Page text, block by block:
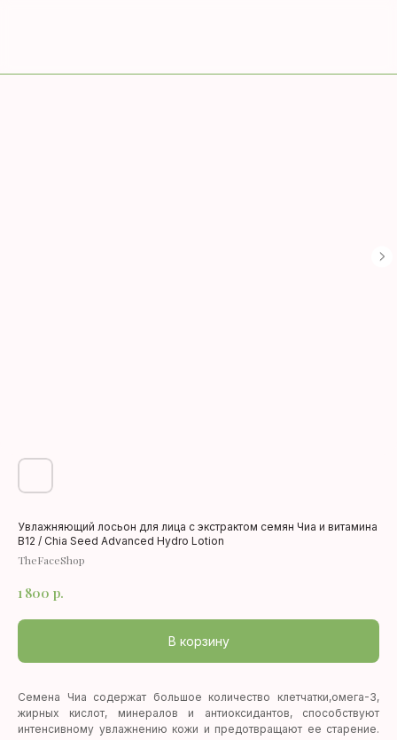
Увлажняющий лосьон для лица с экстрактом семян Чиа и витамина
B12 / Chia Seed Advanced Hydro Lotion
TheFaceShop
1 800 р.
В корзину
Семена Чиа содержат большое количество клетчатки,омега-3,
жирных кислот, минералов и антиоксидантов, способствуют
интенсивному увлажнению кожи и предотвращают ее старение.